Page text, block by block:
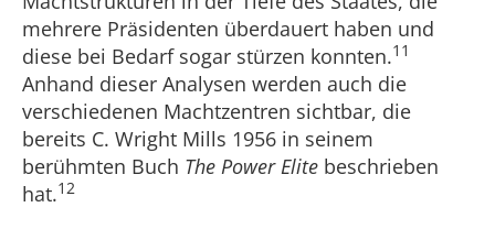
mehrere Präsidenten überdauert haben und
diese bei Bedarf sogar stürzen konnten.11
Anhand dieser Analysen werden auch die
verschiedenen Machtzentren sichtbar, die
bereits C. Wright Mills 1956 in seinem
berühmten Buch The Power Elite beschrieben
hat.12